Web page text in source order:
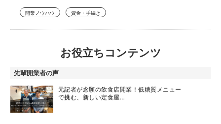
開業ノウハウ 資金・手続き
お役立ちコンテンツ
先輩開業者の声
元記者が念願の飲食店開業！低糖質メニュー
で挑む、新しい定食屋…